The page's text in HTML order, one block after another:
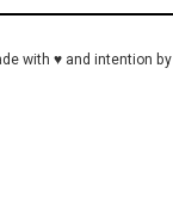
with ♥ and intention by